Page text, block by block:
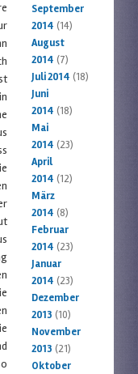
September
2014 (14)
August
2014 (7)
Juli 2014 (18)
Juni
2014 (18)
Mai
2014 (23)
April
2014 (12)
März
2014 (8)
Februar
2014 (23)
Januar
2014 (23)
Dezember
2013 (10)
November
2013 (21)
Oktober